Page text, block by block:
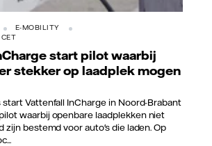
E-MOBILITY
start pilot waarbij
stekker op laadplek mogen
start Vattenfall InCharge in Noord-Brabant
waarbij openbare laadplekken niet
zijn bestemd voor auto's die laden. Op